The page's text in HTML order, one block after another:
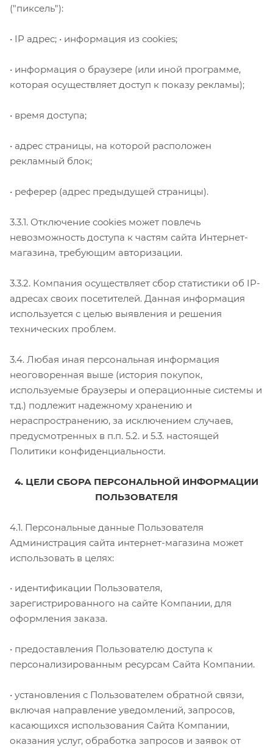
("пиксель"):
• IP адрес; • информация из cookies;
• информация о браузере (или иной программе,
которая осуществляет доступ к показу рекламы);
• время доступа;
• адрес страницы, на которой расположен
рекламный блок;
• реферер (адрес предыдущей страницы).
3.3.1. Отключение cookies может повлечь
невозможность доступа к частям сайта Интернет-
магазина, требующим авторизации.
3.3.2. Компания осуществляет сбор статистики об IP-
адресах своих посетителей. Данная информация
используется с целью выявления и решения
технических проблем.
3.4. Любая иная персональная информация
неоговоренная выше (история покупок,
используемые браузеры и операционные системы и
т.д.) подлежит надежному хранению и
нераспространению, за исключением случаев,
предусмотренных в п.п. 5.2. и 5.3. настоящей
Политики конфиденциальности.
4. ЦЕЛИ СБОРА ПЕРСОНАЛЬНОЙ ИНФОРМАЦИИ
ПОЛЬЗОВАТЕЛЯ
4.1. Персональные данные Пользователя
Администрация сайта интернет-магазина может
использовать в целях:
• идентификации Пользователя,
зарегистрированного на сайте Компании, для
оформления заказа.
• предоставления Пользователю доступа к
персонализированным ресурсам Сайта Компании.
• установления с Пользователем обратной связи,
включая направление уведомлений, запросов,
касающихся использования Сайта Компании,
оказания услуг, обработка запросов и заявок от